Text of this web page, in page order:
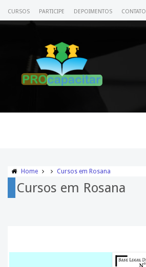
CURSOS PARTICIPE DEPOIMENTOS CONTATO
Home Cursos em Rosana
Cursos em Rosana